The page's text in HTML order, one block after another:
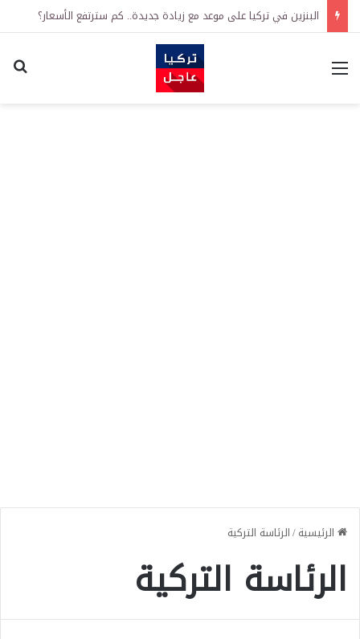
البنزين في تركيا على موعد مع زيادة جديدة.. كم سترتفع الأسعار؟
القائمة
الرئيسية/الرئاسة التركية
الرئاسة التركية